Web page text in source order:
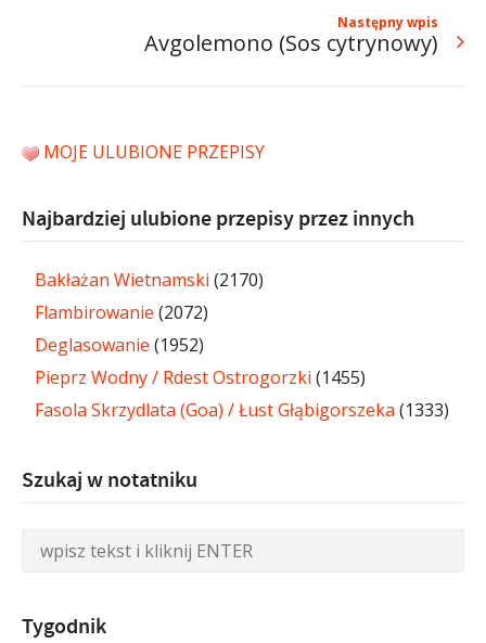
Następny wpis
Avgolemono (Sos cytrynowy)
MOJE ULUBIONE PRZEPISY
Najbardziej ulubione przepisy przez innych
Bakłażan Wietnamski (2170)
Flambirowanie (2072)
Deglasowanie (1952)
Pieprz Wodny / Rdest Ostrogorzki (1455)
Fasola Skrzydlata (Goa) / Łust Głąbigorszeka (1333)
Szukaj w notatniku
Tygodnik